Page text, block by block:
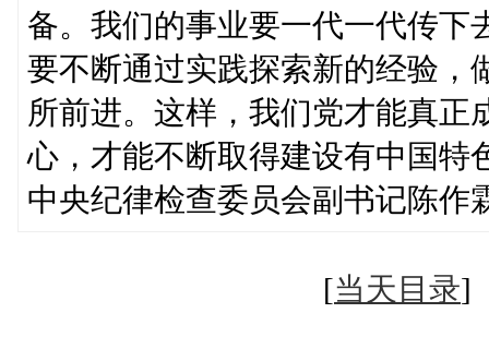
备。我们的事业要一代一代传下
要不断通过实践探索新的经验，
所前进。这样，我们党才能真正
心，才能不断取得建设有中国特
中央纪律检查委员会副书记陈作
[当天目录